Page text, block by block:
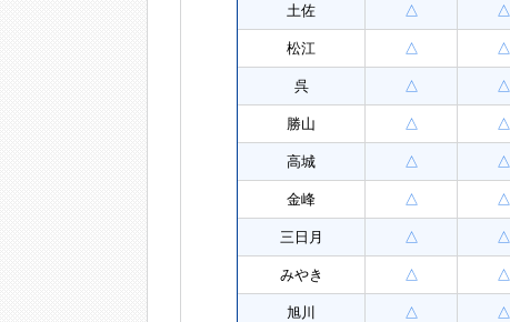
土佐 △ △
松江 △ △
呉 △ △
勝山 △ △
高城 △ △
金峰 △ △
三日月 △ △
みやき △ △
旭川 △ △